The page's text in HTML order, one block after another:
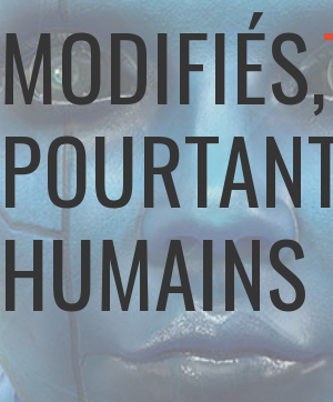
MODIFIÉS,
HUMAINS